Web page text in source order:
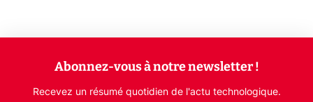
Abonnez-vous à notre newsletter !
Recevez un résumé quotidien de l'actu technologique.